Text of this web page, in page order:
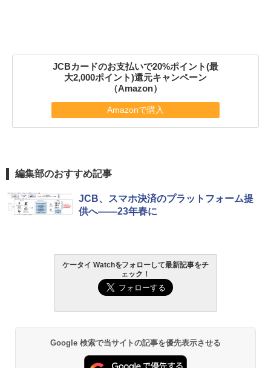
JCBカードのお支払いで20%ポイント(最
大2,000ポイント)還元キャンペーン
（Amazon）
Amazonで購入
編集部のおすすめ記事
JCB、スマホ決済のプラットフォーム提
供へ――23年春に
ケータイ Watchをフォローして最新記事をチ
ェック！
Google 検索で当サイトの記事を優先表示させる